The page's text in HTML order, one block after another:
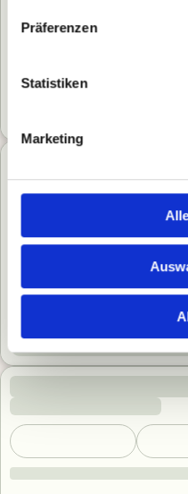
Präferenzen
Statistiken
Marketing